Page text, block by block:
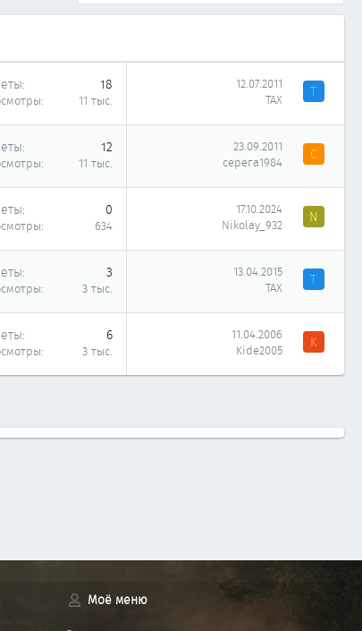
18
11 тыс.
12.07.2011
ТАХ
Т
12
11 тыс.
23.09.2011
серега1984
С
0
634
17.10.2024
Nikolay_932
N
3
3 тыс.
13.04.2015
ТАХ
Т
6
3 тыс.
11.04.2006
Kide2005
K
Моё меню